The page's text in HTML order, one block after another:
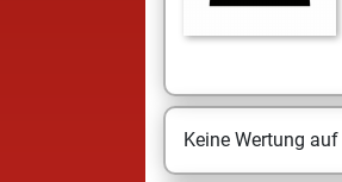
Keine Wertung auf